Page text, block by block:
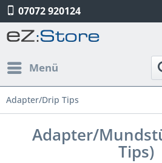
07072 920124
Menü
Adapter/Drip Tips
Adapter/
Tips)